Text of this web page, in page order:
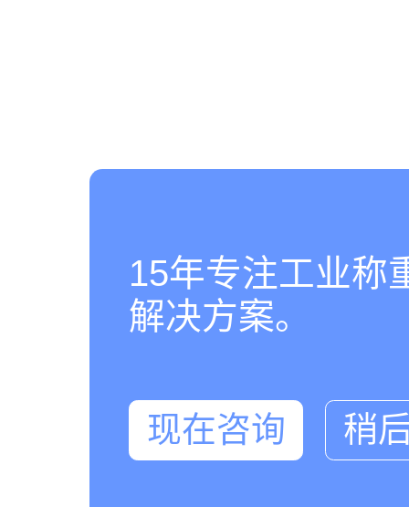
15年专注工业称
解决方案。
现在咨询 稍